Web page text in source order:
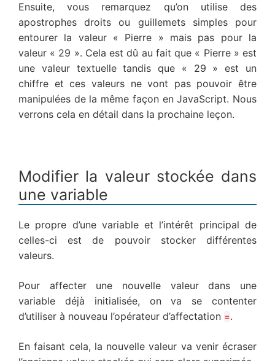
Ensuite, vous remarquez qu’on utilise des
apostrophes droits ou guillemets simples pour
entourer la valeur « Pierre » mais pas pour la
valeur « 29 ». Cela est dû au fait que « Pierre » est
une valeur textuelle tandis que « 29 » est un
chiffre et ces valeurs ne vont pas pouvoir être
manipulées de la même façon en JavaScript. Nous
verrons cela en détail dans la prochaine leçon.
Modifier la valeur stockée dans
une variable
Le propre d’une variable et l’intérêt principal de
celles-ci est de pouvoir stocker différentes
valeurs.
Pour affecter une nouvelle valeur dans une
variable déjà initialisée, on va se contenter
d’utiliser à nouveau l’opérateur d’affectation =.
En faisant cela, la nouvelle valeur va venir écraser